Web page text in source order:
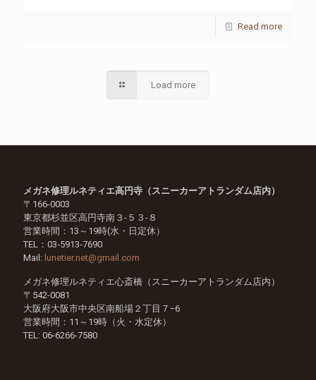
Read more
Load more
メガネ修理ルネティエ高円寺（スニーカーアトランダム店内）
〒166-0003
東京都杉並区高円寺南３-５３-８
営業時間：13～19時(水・日定休）
TEL：03‐5913‐7690
Mail: lunetier.net@gmail.com
メガネ修理ルネティエ心斎橋（スニーカーアトランダム店内）
〒542-0081
大阪府大阪市中央区南船場２丁目７−6
営業時間：11～19時（火・水定休）
TEL: 06-6266-7580